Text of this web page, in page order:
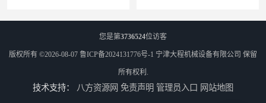
您是第3736524位访客
版权所有 ©2026-08-07 鲁ICP备2024131776号-1 宁津大程机械设备有限公司 保留
所有权利.
技术支持： 八方资源网 免责声明 管理员入口 网站地图